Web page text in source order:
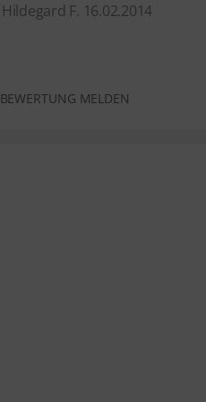
Hildegard F. 16.02.2014
BEWERTUNG MELDEN